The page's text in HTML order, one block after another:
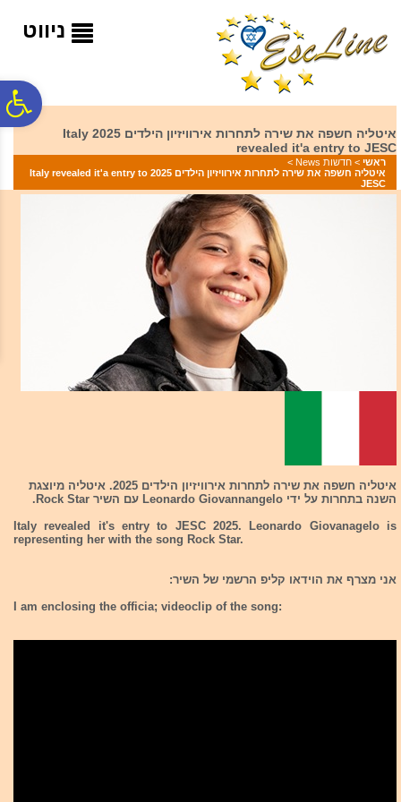
המרכזי
ניווט
איטליה חשפה את שירה לתחרות אירוויזיון הילדים 2025 Italy
revealed it'a entry to JESC
ראשי > חדשות News
>
איטליה חשפה את שירה לתחרות אירוויזיון הילדים 2025 Italy revealed it'a entry to
JESC
איטליה חשפה את שירה לתחרות אירוויזיון הילדים 2025. איטליה מיוצגת
השנה בתחרות על ידי Leonardo Giovannangelo עם השיר Rock Star.
Italy revealed it's entry to JESC 2025. Leonardo Giovanagelo is
representing her with the song Rock Star.
אני מצרף את הוידאו קליפ הרשמי של השיר:
I am enclosing the officia; videoclip of the song: